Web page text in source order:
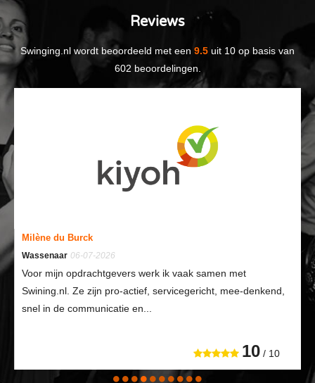
Reviews
Swinging.nl wordt beoordeeld met een 9.5 uit 10 op basis van
602 beoordelingen.
Milène du Burck
Wassenaar 06-07-2026
Voor mijn opdrachtgevers werk ik vaak samen met
Swining.nl. Ze zijn pro-actief, servicegericht, mee-denkend,
snel in de communicatie en...
10 / 10